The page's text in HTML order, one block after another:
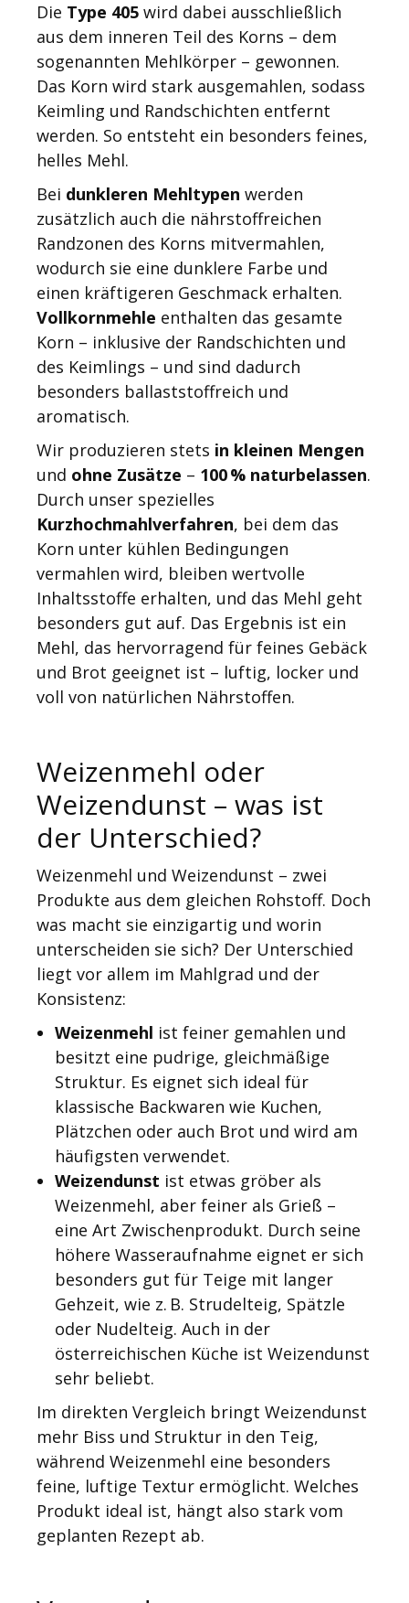
Die Type 405 wird dabei ausschließlich
aus dem inneren Teil des Korns – dem
sogenannten Mehlkörper – gewonnen.
Das Korn wird stark ausgemahlen, sodass
Keimling und Randschichten entfernt
werden. So entsteht ein besonders feines,
helles Mehl.
Bei dunkleren Mehltypen werden
zusätzlich auch die nährstoffreichen
Randzonen des Korns mitvermahlen,
wodurch sie eine dunklere Farbe und
einen kräftigeren Geschmack erhalten.
Vollkornmehle enthalten das gesamte
Korn – inklusive der Randschichten und
des Keimlings – und sind dadurch
besonders ballaststoffreich und
aromatisch.
Wir produzieren stets in kleinen Mengen
und ohne Zusätze – 100 % naturbelassen.
Durch unser spezielles
Kurzhochmahlverfahren, bei dem das
Korn unter kühlen Bedingungen
vermahlen wird, bleiben wertvolle
Inhaltsstoffe erhalten, und das Mehl geht
besonders gut auf. Das Ergebnis ist ein
Mehl, das hervorragend für feines Gebäck
und Brot geeignet ist – luftig, locker und
voll von natürlichen Nährstoffen.
Weizenmehl oder
Weizendunst – was ist
der Unterschied?
Weizenmehl und Weizendunst – zwei
Produkte aus dem gleichen Rohstoff. Doch
was macht sie einzigartig und worin
unterscheiden sie sich? Der Unterschied
liegt vor allem im Mahlgrad und der
Konsistenz:
Weizenmehl ist feiner gemahlen und
besitzt eine pudrige, gleichmäßige
Struktur. Es eignet sich ideal für
klassische Backwaren wie Kuchen,
Plätzchen oder auch Brot und wird am
häufigsten verwendet.
Weizendunst ist etwas gröber als
Weizenmehl, aber feiner als Grieß –
eine Art Zwischenprodukt. Durch seine
höhere Wasseraufnahme eignet er sich
besonders gut für Teige mit langer
Gehzeit, wie z. B. Strudelteig, Spätzle
oder Nudelteig. Auch in der
österreichischen Küche ist Weizendunst
sehr beliebt.
Im direkten Vergleich bringt Weizendunst
mehr Biss und Struktur in den Teig,
während Weizenmehl eine besonders
feine, luftige Textur ermöglicht. Welches
Produkt ideal ist, hängt also stark vom
geplanten Rezept ab.